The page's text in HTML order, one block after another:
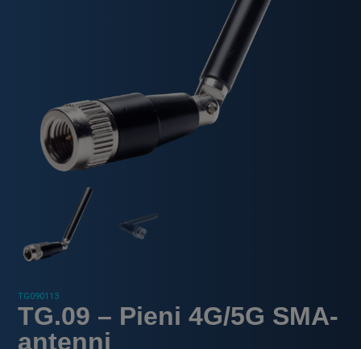
TG090113
TG.09 – Pieni 4G/5G SMA-
antenni